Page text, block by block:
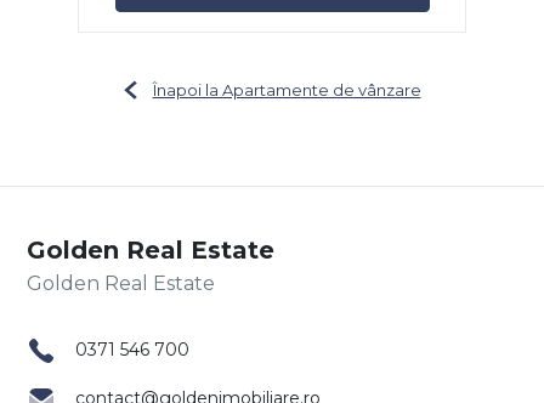
Înapoi la Apartamente de vânzare
Golden Real Estate
0371 546 700
contact@goldenimobiliare.ro